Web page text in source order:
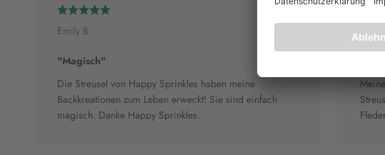
Emily B.
"Magisch"
Die Streusel von Happy Sprinkles haben meine
Backkreationen zum Leben erweckt! Sie sind einfach
magisch. Danke Happy Sprinkles.
Heike